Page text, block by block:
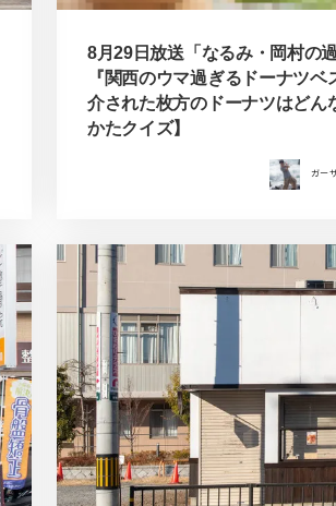
8月29日放送「なるみ・岡村の
『関西のウマ過ぎるドーナツベ
介された枚方のドーナツはどん
かたクイズ】
ガー